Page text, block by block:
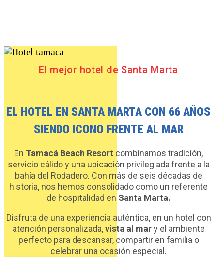
El mejor hotel de Santa Marta
EL HOTEL EN SANTA MARTA CON 66 AÑOS
SIENDO ICONO FRENTE AL MAR
En Tamacá Beach Resort combinamos tradición,
servicio cálido y una ubicación privilegiada frente a la
bahía del Rodadero. Con más de seis décadas de
historia, nos hemos consolidado como un referente
de hospitalidad en Santa Marta.
Disfruta de una experiencia auténtica, en un hotel con
atención personalizada,vista al mary el ambiente
perfecto para descansar, compartir en familia o
celebrar una ocasión especial.